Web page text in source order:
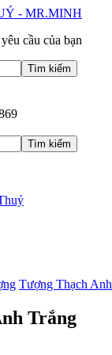
cầu của bạn
Tìm kiếm
Tìm kiếm
Tượng Thạch Anh
Trắng